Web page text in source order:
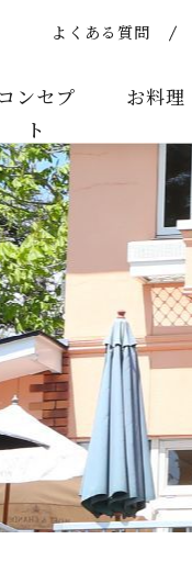
お知らせ | 【公式
よくある質問
コンセプ
ト
お料理